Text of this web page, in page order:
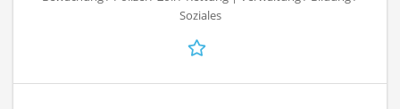
Soziales